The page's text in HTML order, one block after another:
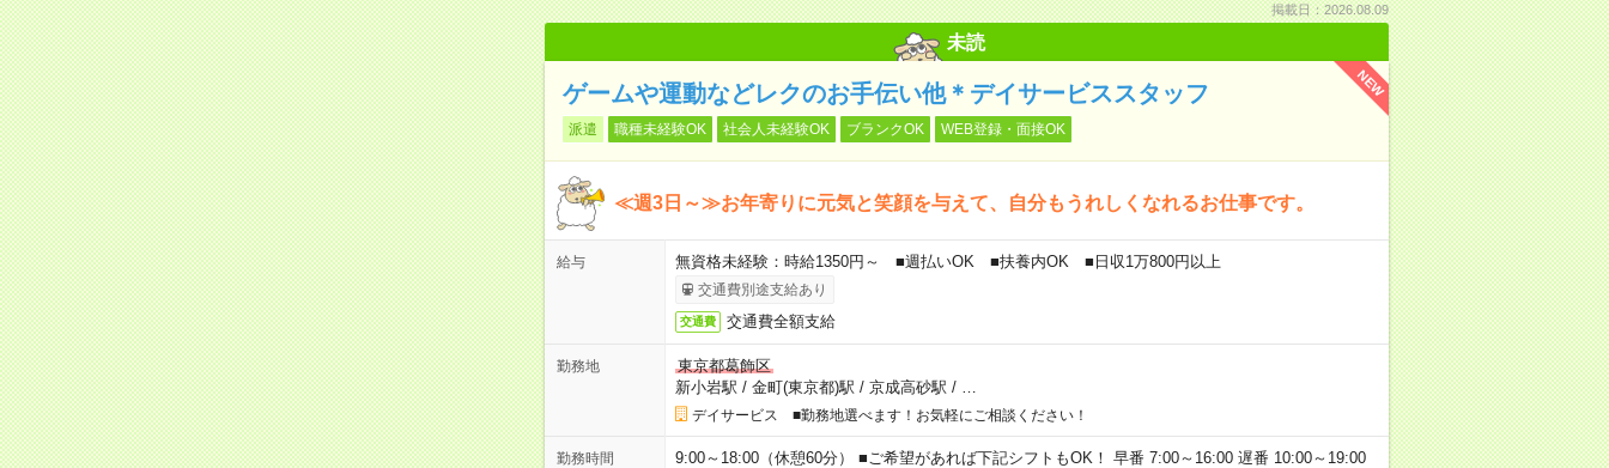
掲載日：2026.08.09
未読
NEW
ゲームや運動などレクのお手伝い他＊デイサービススタッフ
派遣 職種未経験OK 社会人未経験OK ブランクOK WEB登録・面接OK
≪週3日～≫お年寄りに元気と笑顔を与えて、自分もうれしくなれるお仕事です。
給与 無資格未経験：時給1350円～ ■週払いOK ■扶養内OK ■日収1万800円以上
交通費別途支給あり
交通費 交通費全額支給
勤務地
東京都葛飾区
新小岩駅 / 金町(東京都)駅 / 京成高砂駅 /
デイサービス ■勤務地選べます！お気軽にご相談ください！
勤務時間
9:00～18:00（休憩60分） ■ご希望があれば下記シフトもOK！ 早番 7:00～16:00 遅番 10:00～19:00